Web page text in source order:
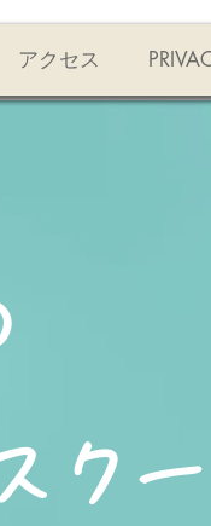
アクセス
ク